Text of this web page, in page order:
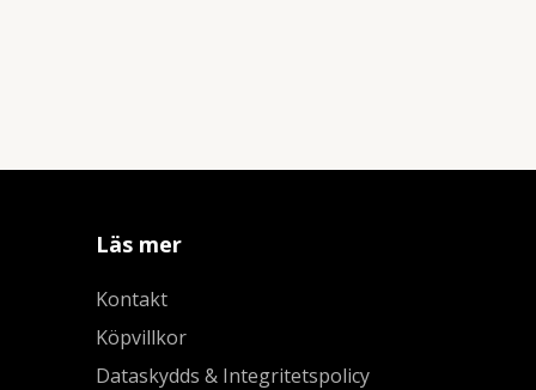
Läs mer
Kontakt
Köpvillkor
Dataskydds & Integritetspolicy